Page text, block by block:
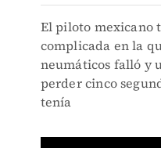
El piloto mexicano
complicada en la
neumáticos falló y
perder cinco
tenía